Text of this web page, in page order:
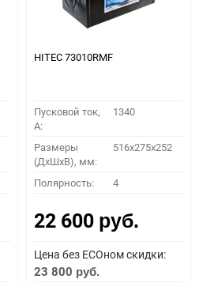
HITEC 73010RMF
Пусковой ток,
A:
1340
Размеры
(ДхШхВ), мм:
516x275x252
Полярность: 4
22 600 руб.
Цена без ECOном скидки:
23 800 руб.